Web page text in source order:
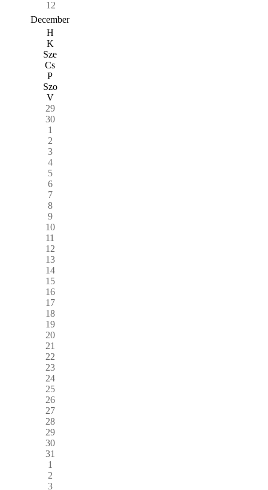
12
December
H
K
Sze
Cs
P
Szo
V
29
30
1
2
3
4
5
6
7
8
9
10
11
12
13
14
15
16
17
18
19
20
21
22
23
24
25
26
27
28
29
30
31
1
2
3